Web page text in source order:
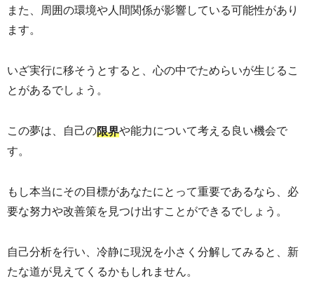
また、周囲の環境や人間関係が影響している可能性があり
ます。
いざ実行に移そうとすると、心の中でためらいが生じるこ
とがあるでしょう。
この夢は、自己の限界や能力について考える良い機会で
す。
もし本当にその目標があなたにとって重要であるなら、必
要な努力や改善策を見つけ出すことができるでしょう。
自己分析を行い、冷静に現況を小さく分解してみると、新
たな道が見えてくるかもしれません。